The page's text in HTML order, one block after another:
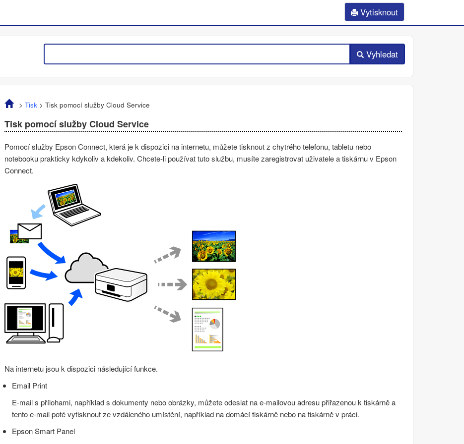
Vytisknout
Vyhledat
> Tisk > Tisk pomocí služby Cloud Service
Tisk pomocí služby Cloud Service
Pomocí služby Epson Connect, která je k dispozici na internetu, můžete tisknout z chytrého telefonu, tabletu nebo
notebooku prakticky kdykoliv a kdekoliv. Chcete-li používat tuto službu, musíte zaregistrovat uživatele a tiskárnu v Epson
Connect.
Na internetu jsou k dispozici následující funkce.
Email Print
E-mail s přílohami, například s dokumenty nebo obrázky, můžete odeslat na e-mailovou adresu přiřazenou k tiskárně a
tento e-mail poté vytisknout ze vzdáleného umístění, například na domácí tiskárně nebo na tiskárně v práci.
Epson Smart Panel